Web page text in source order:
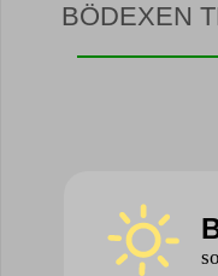
BÖDEXEN